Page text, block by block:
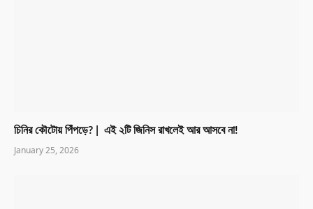
চিনির কৌটোয় পিঁপড়ে? | এই ২টি জিনিস রাখলেই আর আসবে না!
January 25, 2026